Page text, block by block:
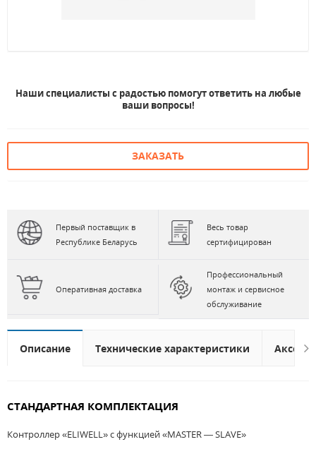
Наши специалисты с радостью помогут ответить на любые
ваши вопросы!
ЗАКАЗАТЬ
Первый поставщик в
Республике Беларусь
Весь товар
сертифицирован
Оперативная доставка
Профессиональный
монтаж и сервисное
обслуживание
Описание Технические характеристики
СТАНДАРТНАЯ КОМПЛЕКТАЦИЯ
Контроллер «ELIWELL» с функцией «MASTER — SLAVE»